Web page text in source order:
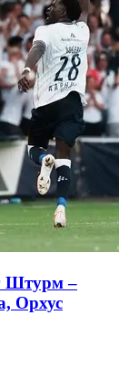
Штурм –
Орхус